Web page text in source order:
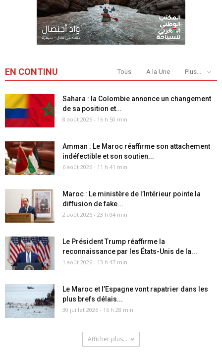
EN CONTINU Tous A la Une Plus...
Sahara : la Colombie annonce un changement
de sa position et...
8 août 2026 - 16 h 50 min
Amman : Le Maroc réaffirme son attachement
indéfectible et son soutien...
6 août 2026 - 11 h 41 min
Maroc : Le ministère de l’Intérieur pointe la
diffusion de fake...
2 août 2026 - 23 h 04 min
Le Président Trump réaffirme la
reconnaissance par les États-Unis de la...
1 août 2026 - 13 h 47 min
Le Maroc et l’Espagne vont rapatrier dans les
plus brefs délais...
30 juillet 2026 - 16 h 28 min
Afficher plus...